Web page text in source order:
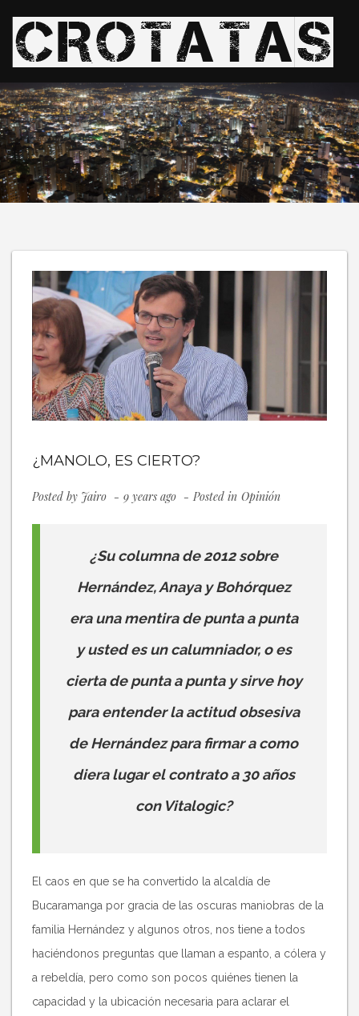
¿MANOLO, ES CIERTO?
Posted by Jairo 9 years ago Posted in Opinión
¿Su columna de 2012 sobre
Hernández, Anaya y Bohórquez
era una mentira de punta a punta
y usted es un calumniador, o es
cierta de punta a punta y sirve hoy
para entender la actitud obsesiva
de Hernández para firmar a como
diera lugar el contrato a 30 años
con Vitalogic?
El caos en que se ha convertido la alcaldía de
Bucaramanga por gracia de las oscuras maniobras de la
familia Hernández y algunos otros, nos tiene a todos
haciéndonos preguntas que llaman a espanto, a cólera y
a rebeldía, pero como son pocos quiénes tienen la
capacidad y la ubicación necesaria para aclarar el